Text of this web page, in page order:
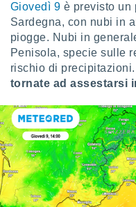
profili
degli
dei
il
o la
Giovedì 9 è previsto un
Sardegna, con nubi in
piogge. Nubi in
Penisola, specie sulle
rischio di precipitazioni.
tornate ad assestarsi